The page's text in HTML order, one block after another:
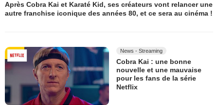
Après Cobra Kai et Karaté Kid, ses créateurs vont relancer une
autre franchise iconique des années 80, et ce sera au cinéma !
News - Streaming
Cobra Kai : une bonne
nouvelle et une mauvaise
pour les fans de la série
Netflix